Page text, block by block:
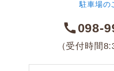
駐車場の
098-
（受付時間